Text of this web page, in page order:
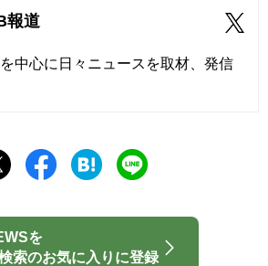
報道
中心に日々ニュースを取材、発信
を
索のお気に入りに登録